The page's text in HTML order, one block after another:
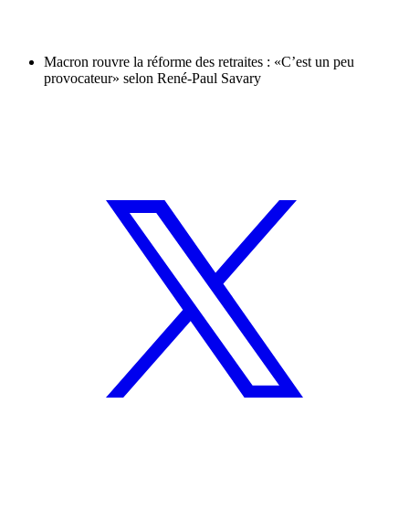
Macron rouvre la réforme des retraites : «C’est un peu
provocateur» selon René-Paul Savary